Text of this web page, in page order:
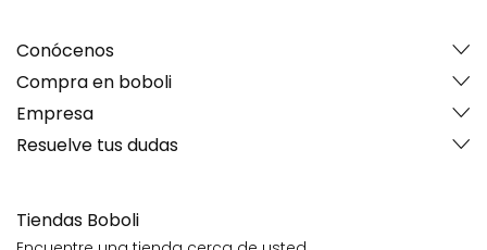
Conócenos
Compra en boboli
Empresa
Resuelve tus dudas
Tiendas Boboli